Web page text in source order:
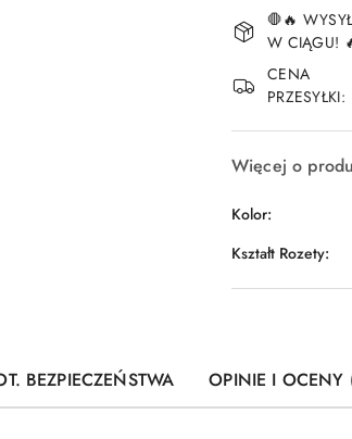
i
dostawa
🛑🔥
W CIĄGU!
CENA
PRZESYŁKI:
Więcej o
Kolor:
Kształt Rozety:
BEZPIECZEŃSTWA OPINIE I OCENY